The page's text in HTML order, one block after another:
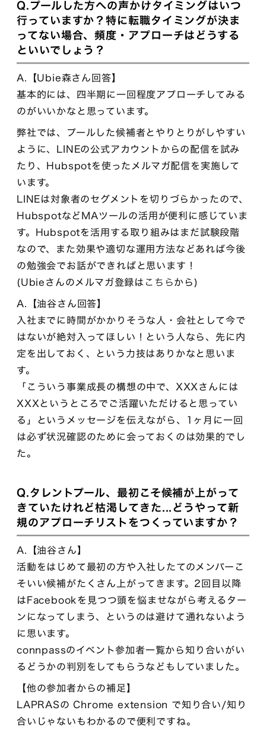
Q.プールした方への声かけタイミングはいつ
行っていますか？特に転職タイミングが決ま
ってない場合、頻度・アプローチはどうする
といいでしょう？
A.【Ubie森さん回答】
基本的には、四半期に一回程度アプローチしてみる
のがいいかなと思っています。
弊社では、プールした候補者とやりとりがしやすい
ように、LINEの公式アカウントからの配信を試み
たり、Hubspotを使ったメルマガ配信を実施して
います。
LINEは対象者のセグメントを切りづらかったので、
HubspotなどMAツールの活用が便利に感じていま
す。Hubspotを活用する取り組みはまだ試験段階
なので、また効果や適切な運用方法などあれば今後
の勉強会でお話ができればと思います！
(Ubieさんのメルマガ登録は こちらから)
A.【油谷さん回答】
入社までに時間がかかりそうな人・会社として今で
はないが絶対入ってほしい！という人なら、先に内
定を出しておく、という力技はありかなと思いま
す。
「こういう事業成長の構想の中で、XXXさんには
XXXというところでご活躍いただけると思ってい
る」というメッセージを伝えながら、1ヶ月に一回
は必ず状況確認のために会っておくのは効果的でし
た。
Q.タレントプール、最初こそ候補が上がって
きていたけれど枯渇してきた...どうやって新
規のアプローチリストをつくっていますか？
A.【油谷さん】
活動をはじめて最初の方や入社したてのメンバーこ
そいい候補がたくさん上がってきます。2回目以降
はFacebookを見つつ頭を悩ませながら考えるター
ンになってしまう、というのは避けて通れないよう
に思います。
connpassのイベント参加者一覧から知り合いがい
るどうかの判別をしてもらうなどもしていました。
【他の参加者からの補足】
LAPRASの Chrome extension で知り合い/知り
合いじゃないもわかるので便利ですね。